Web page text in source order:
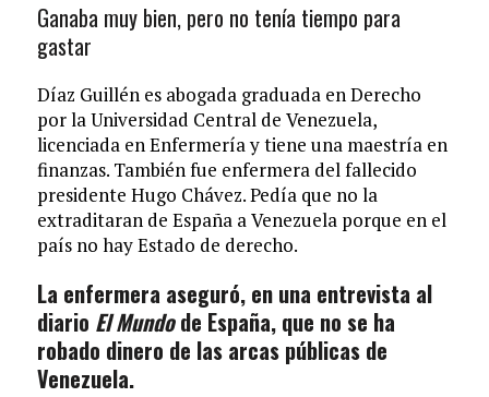
Ganaba muy bien, pero no tenía tiempo para
gastar
Díaz Guillén es abogada graduada en Derecho
por la Universidad Central de Venezuela,
licenciada en Enfermería y tiene una maestría en
finanzas. También fue enfermera del fallecido
presidente Hugo Chávez. Pedía que no la
extraditaran de España a Venezuela porque en el
país no hay Estado de derecho.
La enfermera aseguró, en una entrevista al
diario El Mundode España, que no se ha
robado dinero de las arcas públicas de
Venezuela.